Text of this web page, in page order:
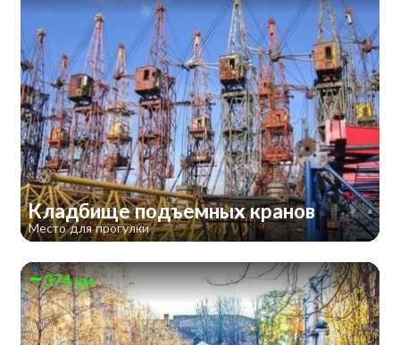
Кладбище подъемных кранов
Место для прогулки
374 км